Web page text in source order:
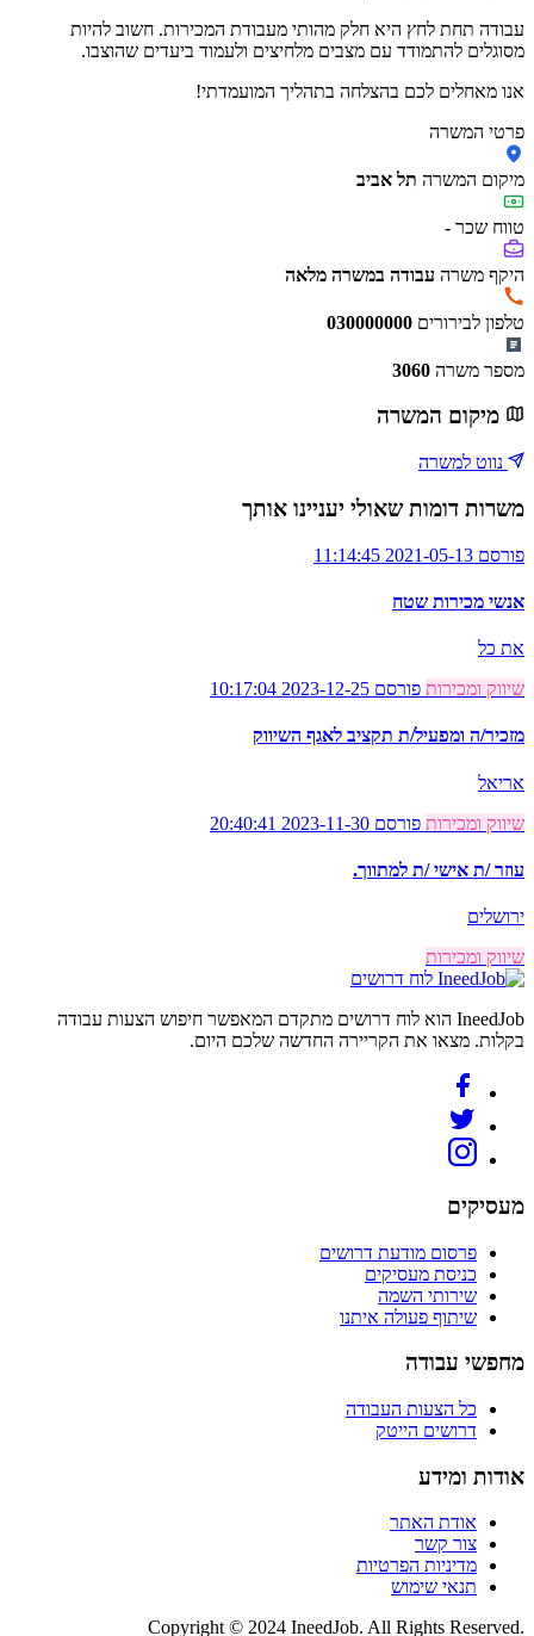
עבודה תחת לחץ היא חלק מהותי מעבודת המכירות. חשוב להיות
מסוגלים להתמודד עם מצבים מלחיצים ולעמוד ביעדים שהוצבו.
אנו מאחלים לכם בהצלחה בתהליך המועמדתי!
פרטי המשרה
מיקום המשרה תל אביב
טווח שכר -
היקף משרה עבודה במשרה מלאה
טלפון לבירורים 030000000
מספר משרה 3060
מיקום המשרה
נווט למשרה
משרות דומות שאולי יעניינו אותך
פורסם 2021-05-13 11:14:45
אנשי מכירות שטח
את כל
שיווק ומכירות פורסם 2023-12-25 10:17:04
מזכיר/ה ומפעיל/ת תקציב לאגף השיווק
אריאל
שיווק ומכירות פורסם 2023-11-30 20:40:41
עוזר /ת אישי /ת למתווך.
ירושלים
שיווק ומכירות
לוח דרושים
IneedJob הוא לוח דרושים מתקדם המאפשר חיפוש הצעות עבודה
בקלות. מצאו את הקריירה החדשה שלכם היום.
מעסיקים
פרסום מודעת דרושים
כניסת מעסיקים
שירותי השמה
שיתוף פעולה איתנו
מחפשי עבודה
כל הצעות העבודה
דרושים הייטק
אודות ומידע
אודת האתר
צור קשר
מדיניות הפרטיות
תנאי שימוש
Copyright © 2024 IneedJob. All Rights Reserved.